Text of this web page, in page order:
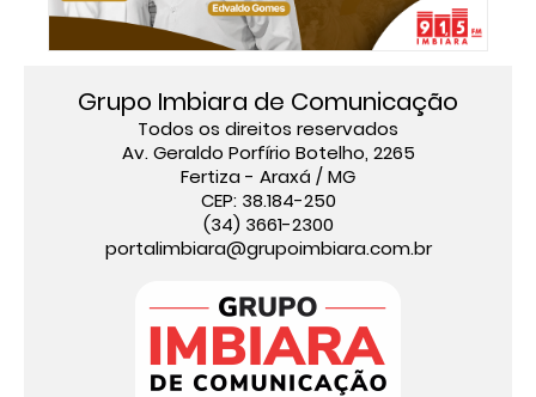
Grupo Imbiara de Comunicação
Todos os direitos reservados
Av. Geraldo Porfírio Botelho, 2265
Fertiza - Araxá / MG
CEP: 38.184-250
(34) 3661-2300
portalimbiara@grupoimbiara.com.br